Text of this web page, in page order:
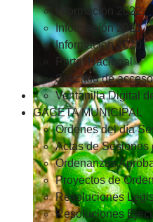
Información 2022
Información 2021
Información 2020
Portal Nacional
Solicitud de
Ventanilla Digital
GACETA MUNICIPAL
Ordenes del día
Actas de Sesiones
Ordenanzas
Proyectos de
Resoluciones
Resoluciones